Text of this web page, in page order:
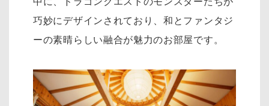
巧妙にデザインされており、和とファンタジ
ーの素晴らしい融合が魅力のお部屋です。